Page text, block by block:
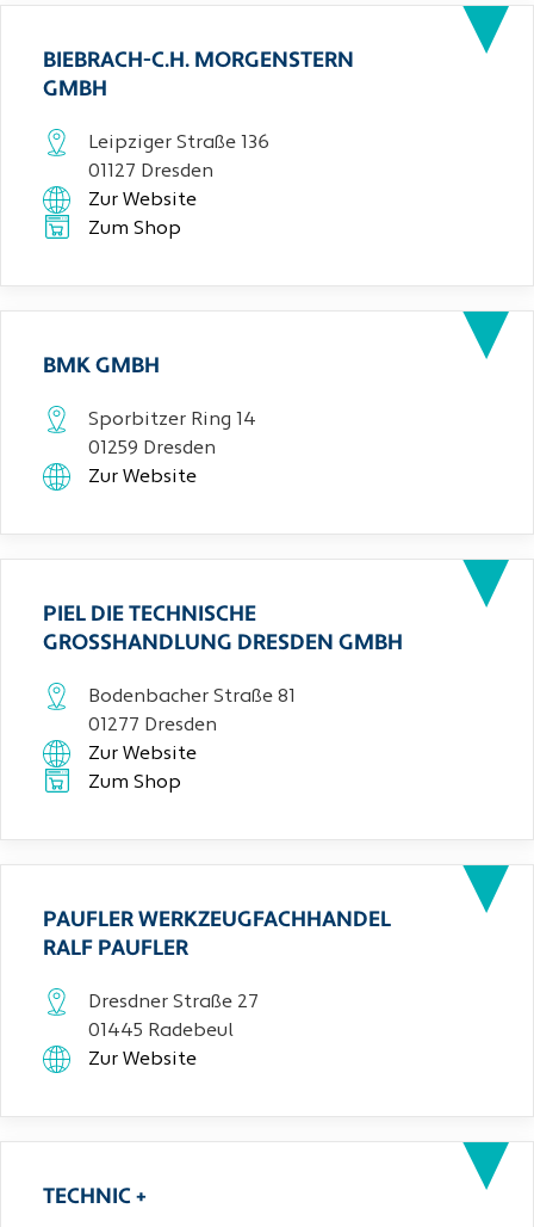
BIEBRACH-C.H. MORGENSTERN
GMBH
Leipziger Straße 136
01127 Dresden
Zur Website
Zum Shop
BMK GMBH
Sporbitzer Ring 14
01259 Dresden
Zur Website
PIEL DIE TECHNISCHE
GROSSHANDLUNG DRESDEN GMBH
Bodenbacher Straße 81
01277 Dresden
Zur Website
Zum Shop
PAUFLER WERKZEUGFACHHANDEL
RALF PAUFLER
Dresdner Straße 27
01445 Radebeul
Zur Website
TECHNIC +